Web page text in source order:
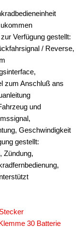
Verfügung gestellt:
/ Reverse,
zum Anschluß ans
und
Geschwindigkeit
gestellt:
Zündung,
30 Batterie